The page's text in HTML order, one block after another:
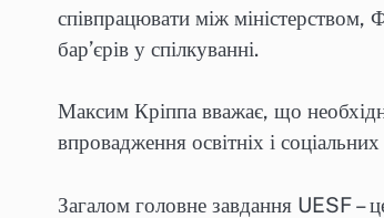
співпрацювати між
бар’єрів у спілкуванні.
Максим Кріппа вважає, що
впровадження освітніх і
Загалом головне завдання UESF –